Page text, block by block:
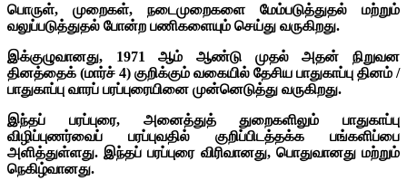
பொருள், முறைகள், நடைமுறைகளை மேம்படுத்துதல் மற்றும்
வலுப்படுத்துதல் போன்ற பணிகளையும் செய்து வருகிறது.
இக்குழுவானது, 1971 ஆம் ஆண்டு முதல் அதன் நிறுவன
தினத்தைக் (மார்ச் 4) குறிக்கும் வகையில் தேசிய பாதுகாப்பு தினம் /
பாதுகாப்பு வாரப் பரப்புரையினை முன்னெடுத்து வருகிறது.
இந்தப் பரப்புரை, அனைத்துத் துறைகளிலும் பாதுகாப்பு
விழிப்புணர்வைப் பரப்புவதில் குறிப்பிடத்தக்க பங்களிப்பை
அளித்துள்ளது. இந்தப் பரப்புரை விரிவானது, பொதுவானது மற்றும்
நெகிழ்வானது.